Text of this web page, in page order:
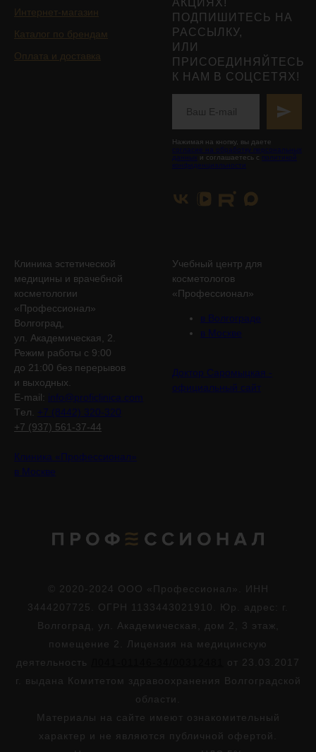
Интернет-магазин
Каталог по брендам
Оплата и доставка
ПОДПИШИТЕСЬ НА
РАССЫЛКУ,
ИЛИ
ПРИСОЕДИНЯЙТЕСЬ
К НАМ В СОЦСЕТЯХ!
Нажимая на кнопку, вы даете
согласие на обработку персональных
данных и соглашаетесь с политикой
конфиденциальности
Клиника эстетической
медицины и врачебной
косметологии
«Профессионал»
Волгоград,
ул. Академическая, 2.
Режим работы с 9:00
до 21:00 без перерывов
и выходных.
E-mail: info@proficlinica.com
Tел. +7 (8442) 320-320
+7 (937) 561-37-44
Клиника «Профессионал»
в Москве
Учебный центр для
косметологов
«Профессионал»
в Волгограде
в Москве
Доктор Саромыцкая -
официальный сайт
© 2020-2024 ООО «Профессионал». ИНН
3444207725. ОГРН 1133443021910. Юр. адрес: г.
Волгоград, ул. Академическая, дом 2, 3 этаж,
помещение 2. Лицензия на медицинскую
деятельность
от 23.03.2017
г. выдана Комитетом здравоохранения Волгоградской
области.
Материалы на сайте имеют ознакомительный
характер и не являются публичной офертой.